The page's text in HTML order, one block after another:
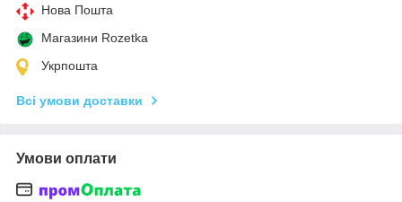
Нова Пошта
Магазини Rozetka
Укрпошта
Всі умови доставки
Умови оплати